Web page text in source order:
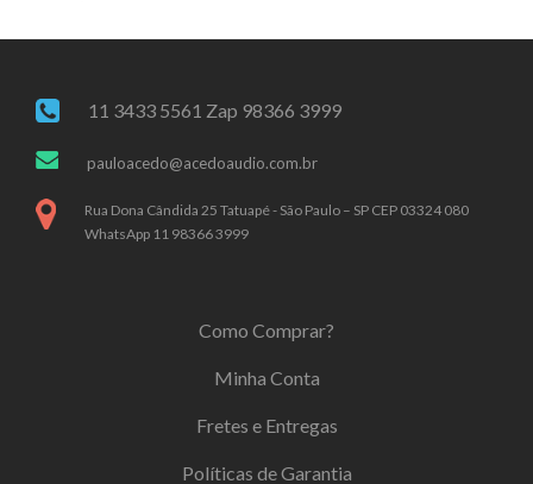
11 3433 5561 Zap 98366 3999
pauloacedo@acedoaudio.com.br
Rua Dona Cândida 25 Tatuapé - São Paulo – SP CEP 03324 080
WhatsApp 11 98366 3999
Como Comprar?
Minha Conta
Fretes e Entregas
Políticas de Garantia